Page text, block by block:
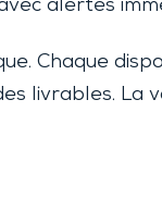
alertes
Chaque
livrables. La